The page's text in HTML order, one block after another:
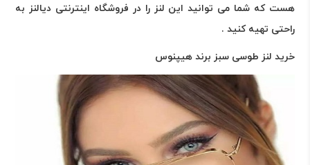
هست که شما می توانید این لنز را در فروشگاه اینترنتی دیالنز به
راحتی تهیه کنید .
خرید لنز طوسی سبز برند هیپنوس